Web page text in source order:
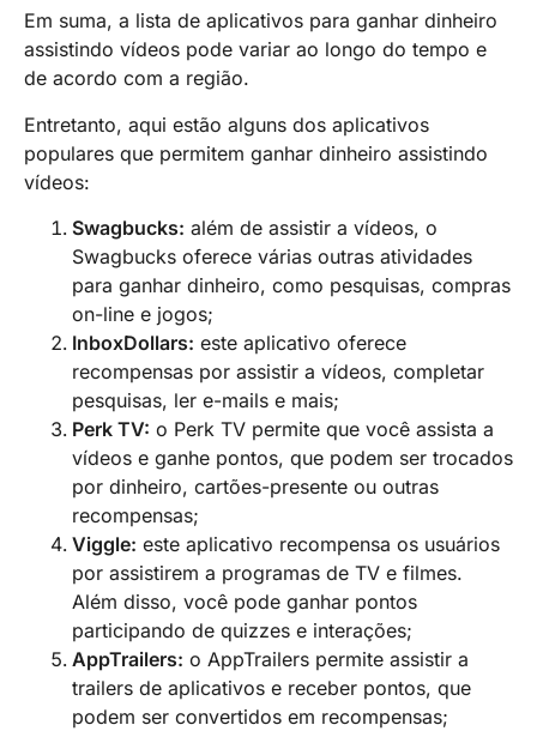
Em suma, a lista de aplicativos para ganhar dinheiro
assistindo vídeos pode variar ao longo do tempo e
de acordo com a região.
Entretanto, aqui estão alguns dos aplicativos
populares que permitem ganhar dinheiro assistindo
vídeos:
Swagbucks: além de assistir a vídeos, o
Swagbucks oferece várias outras atividades
para ganhar dinheiro, como pesquisas, compras
on-line e jogos;
InboxDollars: este aplicativo oferece
recompensas por assistir a vídeos, completar
pesquisas, ler e-mails e mais;
Perk TV: o Perk TV permite que você assista a
vídeos e ganhe pontos, que podem ser trocados
por dinheiro, cartões-presente ou outras
recompensas;
Viggle: este aplicativo recompensa os usuários
por assistirem a programas de TV e filmes.
Além disso, você pode ganhar pontos
participando de quizzes e interações;
AppTrailers: o AppTrailers permite assistir a
trailers de aplicativos e receber pontos, que
podem ser convertidos em recompensas;